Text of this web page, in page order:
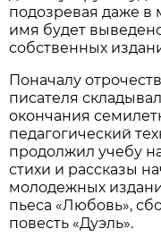
подозревая даже в
имя будет
собственных
Поначалу
писателя
окончания
педагогический
продолжил учебу
стихи и рассказы
молодежных
пьеса «Любовь»,
повесть «Дуэль».